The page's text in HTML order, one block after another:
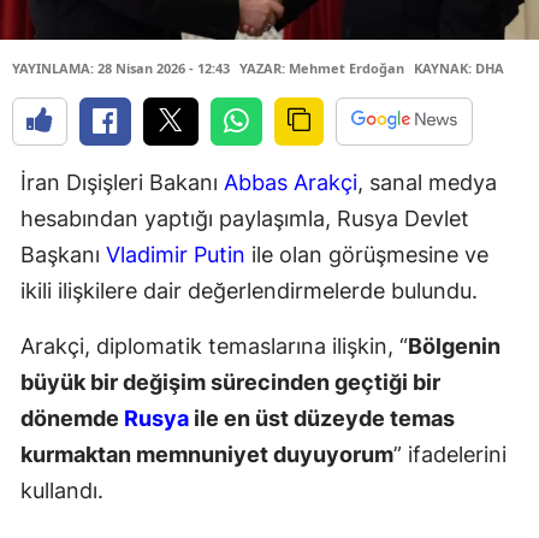
YAYINLAMA: 28 Nisan 2026 - 12:43 YAZAR: Mehmet Erdoğan KAYNAK: DHA
İran Dışişleri Bakanı Abbas Arakçi, sanal medya
hesabından yaptığı paylaşımla, Rusya Devlet
Başkanı Vladimir Putin ile olan görüşmesine ve
ikili ilişkilere dair değerlendirmelerde bulundu.
Arakçi, diplomatik temaslarına ilişkin, “Bölgenin
büyük bir değişim sürecinden geçtiği bir
dönemde Rusya ile en üst düzeyde temas
kurmaktan memnuniyet duyuyorum” ifadelerini
kullandı.